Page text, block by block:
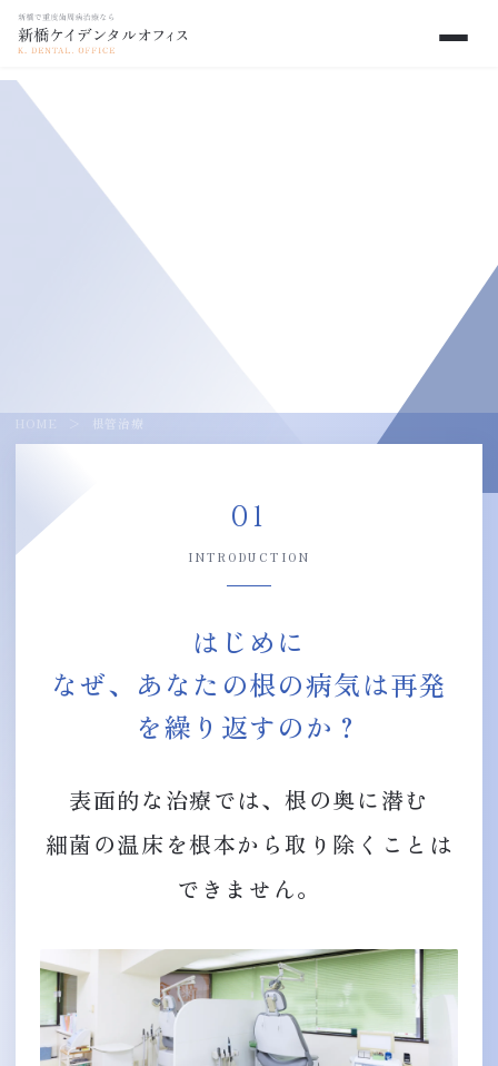
精密根管治療・保存外来
東京都・港区新橋で、抜歯回避に特化した精密根管治療
（歯の神経の治療）
HOME 根管治療
01
INTRODUCTION
はじめに
なぜ、あなたの根の病気は再発
を繰り返すのか？
表面的な治療では、根の奥に潜む
細菌の温床を根本から取り除くことは
できません。